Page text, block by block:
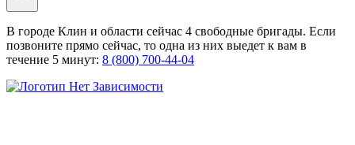
В городе Клин и области сейчас 4 свободные бригады. Если
позвоните прямо сейчас, то одна из них выедет к вам в
течение 5 минут: 8 (800) 700-44-04